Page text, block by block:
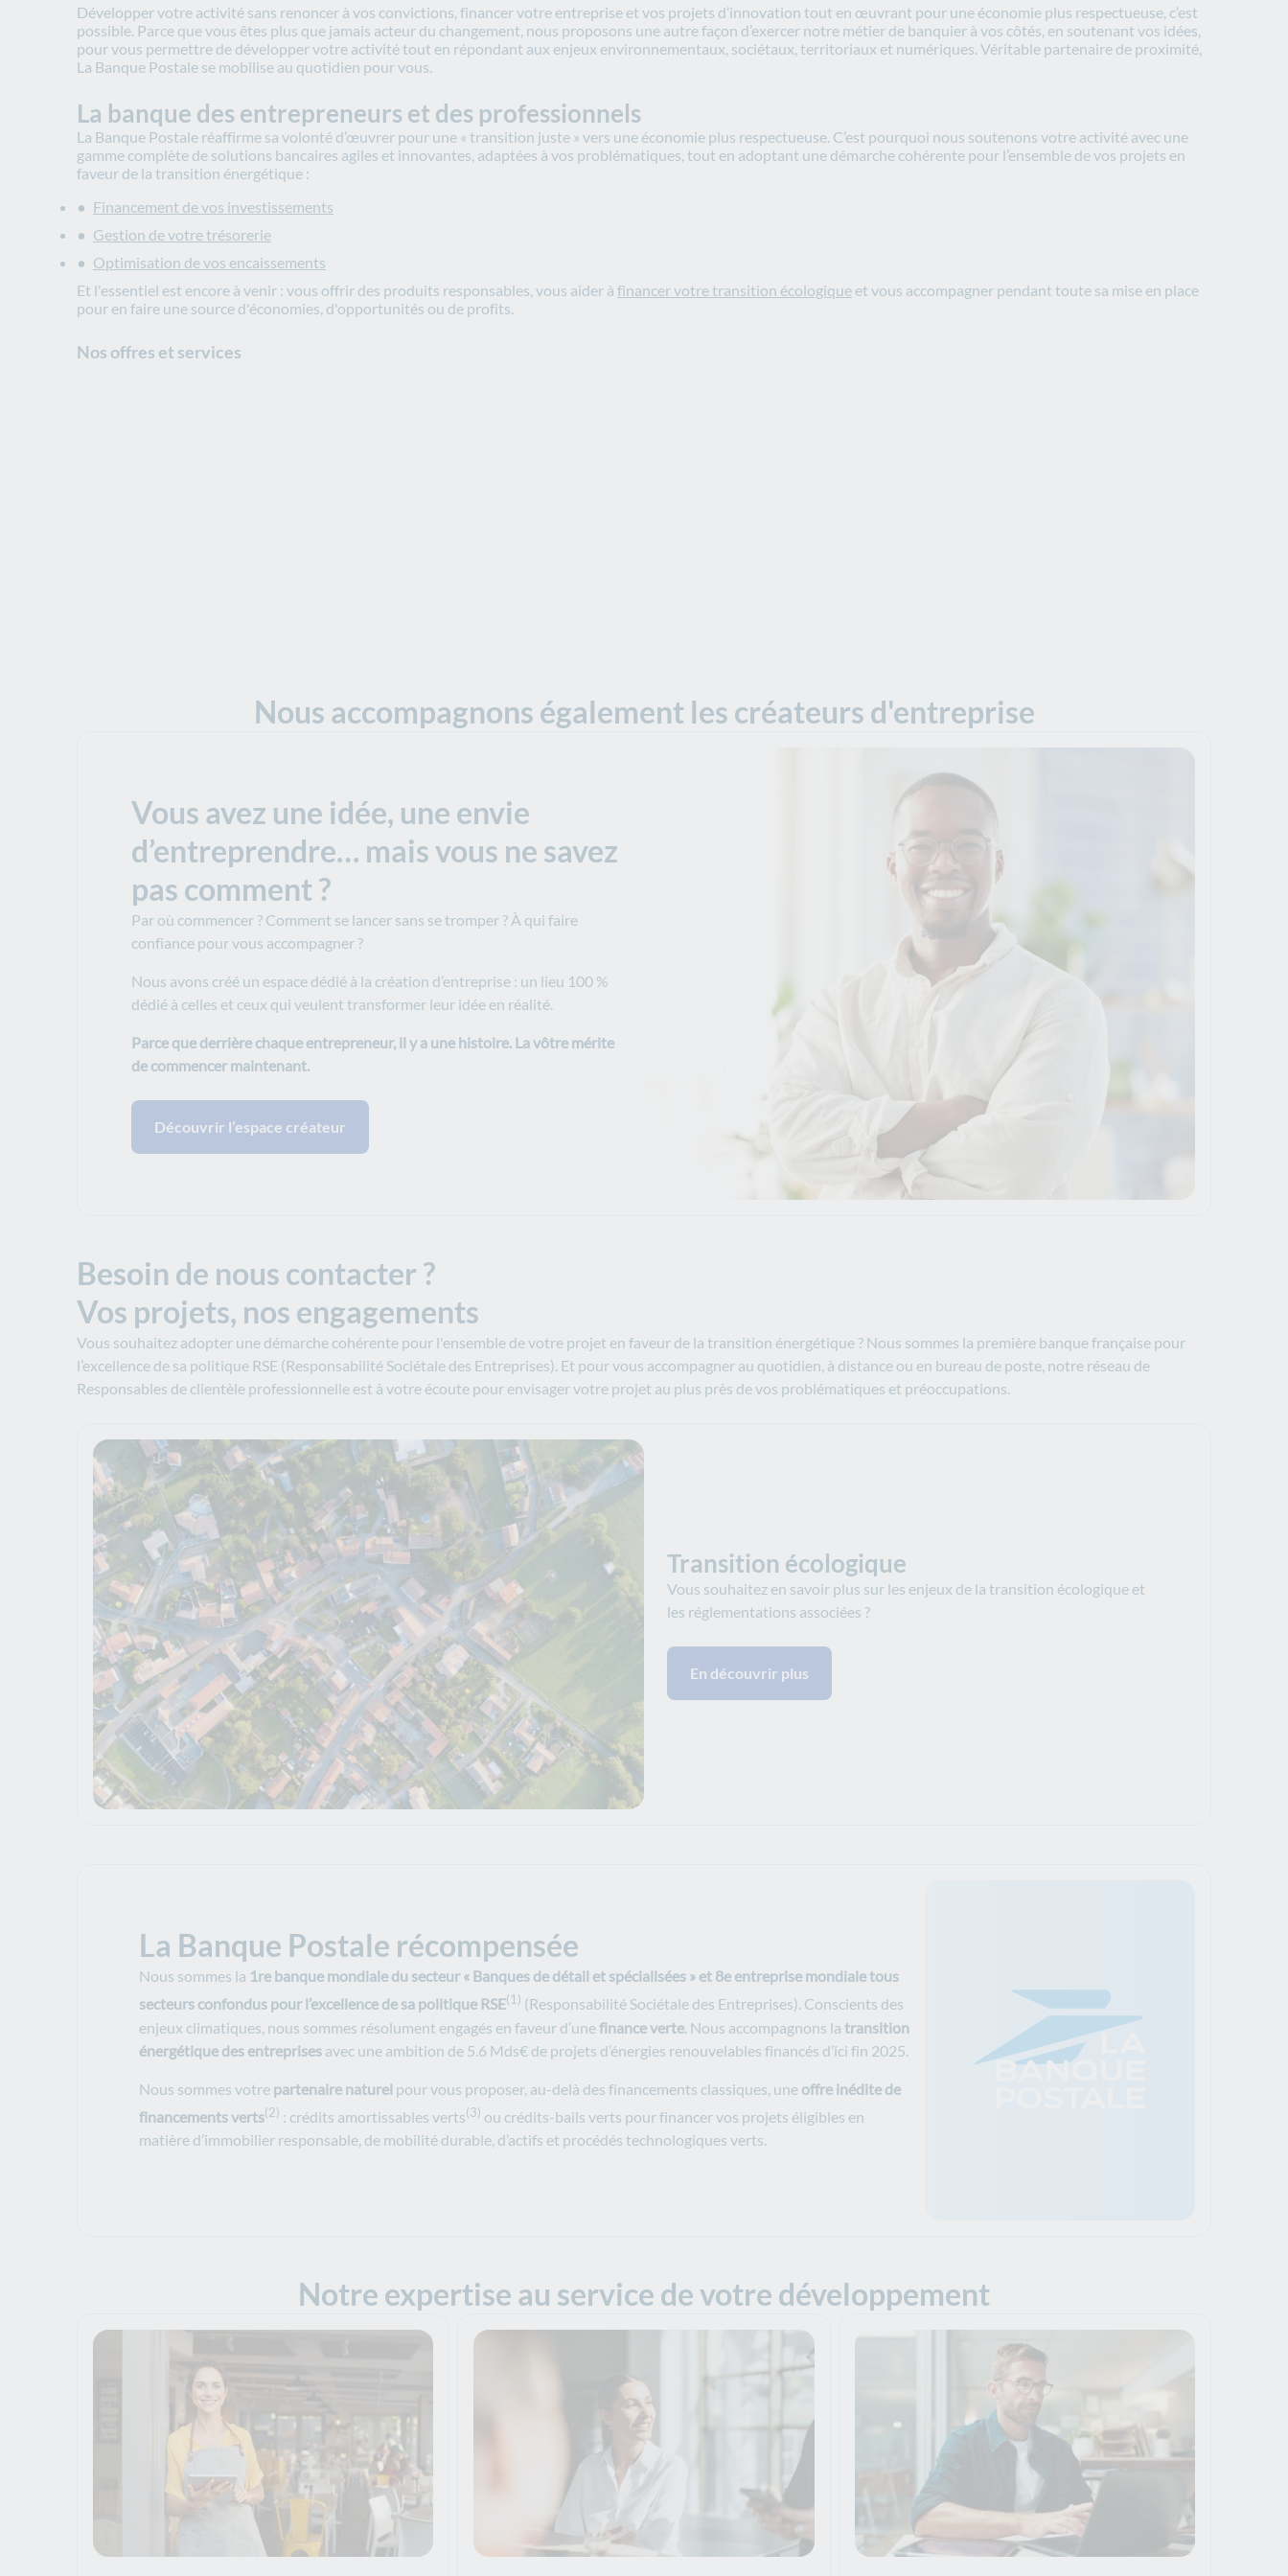
Développer votre activité sans renoncer à vos convictions, financer votre entreprise et vos projets d’innovation tout en œuvrant pour une économie plus respectueuse, c’est
possible. Parce que vous êtes plus que jamais acteur du changement, nous proposons une autre façon d’exercer notre métier de banquier à vos côtés, en soutenant vos idées,
pour vous permettre de développer votre activité tout en répondant aux enjeux environnementaux, sociétaux, territoriaux et numériques. Véritable partenaire de proximité,
La Banque Postale se mobilise au quotidien pour vous.
La banque des entrepreneurs et des professionnels
La Banque Postale réaffirme sa volonté d’œuvrer pour une « transition juste » vers une économie plus respectueuse. C’est pourquoi nous soutenons votre activité avec une
gamme complète de solutions bancaires agiles et innovantes, adaptées à vos problématiques, tout en adoptant une démarche cohérente pour l’ensemble de vos projets en
faveur de la transition énergétique :
Financement de vos investissements
Gestion de votre trésorerie
Optimisation de vos encaissements
Et l'essentiel est encore à venir : vous offrir des produits responsables, vous aider à financer votre transition écologique et vous accompagner pendant toute sa mise en place
pour en faire une source d'économies, d'opportunités ou de profits.
Nos offres et services
Nous accompagnons également les créateurs d'entreprise
Vous avez une idée, une envie
d’entreprendre… mais vous ne savez
pas comment ?
Par où commencer ? Comment se lancer sans se tromper ? À qui faire
confiance pour vous accompagner ?
Nous avons créé un espace dédié à la création d’entreprise : un lieu 100 %
dédié à celles et ceux qui veulent transformer leur idée en réalité.
Parce que derrière chaque entrepreneur, il y a une histoire. La vôtre mérite
de commencer maintenant.
Découvrir l’espace créateur
Besoin de nous contacter ?
Vos projets, nos engagements
Vous souhaitez adopter une démarche cohérente pour l'ensemble de votre projet en faveur de la transition énergétique ? Nous sommes la première banque française pour
l’excellence de sa politique RSE (Responsabilité Sociétale des Entreprises). Et pour vous accompagner au quotidien, à distance ou en bureau de poste, notre réseau de
Responsables de clientèle professionnelle est à votre écoute pour envisager votre projet au plus près de vos problématiques et préoccupations.
Transition écologique
Vous souhaitez en savoir plus sur les enjeux de la transition écologique et
les réglementations associées ?
En découvrir plus
La Banque Postale récompensée
Nous sommes la 1re banque mondiale du secteur « Banques de détail et spécialisées » et 8e entreprise mondiale tous
secteurs confondus pour l’excellence de sa politique RSE(1) (Responsabilité Sociétale des Entreprises). Conscients des
enjeux climatiques, nous sommes résolument engagés en faveur d’unefinance verte . Nous accompagnons la transition
énergétique des entreprises avec une ambition de 5.6 Mds€ de projets d’énergies renouvelables financés d’ici fin 2025.
Nous sommes votre partenaire naturel pour vous proposer, au-delà des financements classiques, une offre inédite de
financements verts(2) : crédits amortissables verts(3) ou crédits-bails verts pour financer vos projets éligibles en
matière d’immobilier responsable, de mobilité durable, d’actifs et procédés technologiques verts.
Notre expertise au service de votre développement